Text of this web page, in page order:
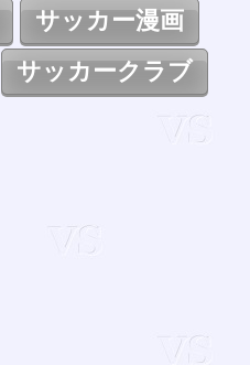
サッカー漫画
サッカークラブ